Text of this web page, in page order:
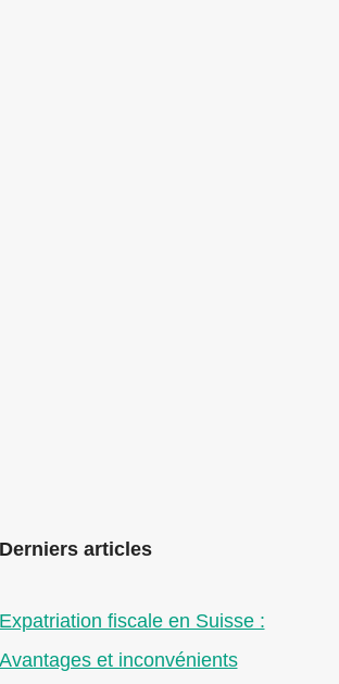
Derniers articles
Expatriation fiscale en Suisse :
Avantages et inconvénients